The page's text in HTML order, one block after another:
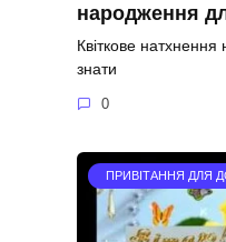
народження
Квіткове натхнення
знати
0
ПРИВІТАННЯ ДЛЯ